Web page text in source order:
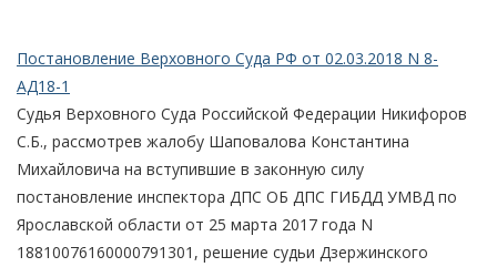
Постановление Верховного Суда РФ от 02.03.2018 N 8-
АД18-1
Судья Верховного Суда Российской Федерации Никифоров
С.Б., рассмотрев жалобу Шаповалова Константина
Михайловича на вступившие в законную силу
постановление инспектора ДПС ОБ ДПС ГИБДД УМВД по
Ярославской области от 25 марта 2017 года N
18810076160000791301, решение судьи Дзержинского